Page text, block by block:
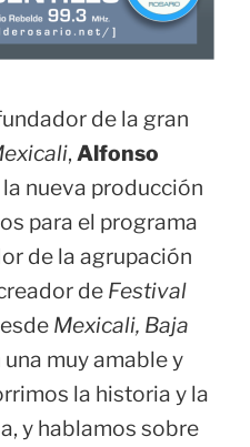
de la gran
, Alfonso
nueva producción
para el programa
de la agrupación
de Festival
Mexicali, Baja
una muy amable y
la historia y la
y hablamos sobre